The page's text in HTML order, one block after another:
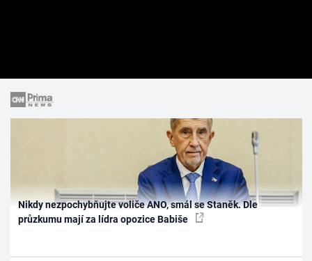
Nikdy nezpochybňujte voliče ANO, smál se Staněk. Dle
průzkumu mají za lídra opozice Babiše